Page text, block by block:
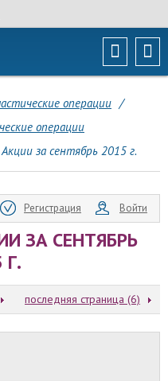
операции /
операции
за сентябрь 2015 г.
Регистрация Войти
ЗА СЕНТЯБРЬ
Г.
последняя страница (6)